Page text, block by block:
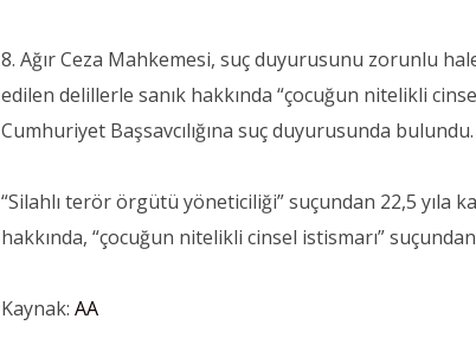
8. Ağır Ceza Mahkemesi, suç duyurusunu zorunlu
edilen delillerle sanık hakkında “çocuğun nitelikli
Cumhuriyet Başsavcılığına suç duyurusunda bulundu.
“Silahlı terör örgütü yöneticiliği” suçundan 22,5 yıla
hakkında, “çocuğun nitelikli cinsel istismarı” suçundan
Kaynak:AA